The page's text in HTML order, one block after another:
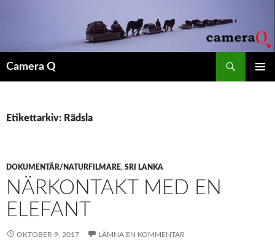
Camera Q
Etikettarkiv: Rädsla
DOKUMENTÄR/NATURFILMARE, SRI LANKA
NÄRKONTAKT MED EN
ELEFANT
OKTOBER 9, 2017 LÄMNA EN KOMMENTAR